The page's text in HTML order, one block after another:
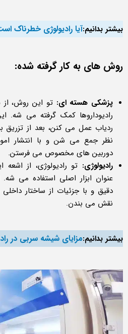
بیشتر بدانیم:آیا رادیولوژی خطرناک
روش های به کار گرفته شده:
پزشکی هسته ای: تو این روش، از
رادیوداروها کمک گرفته می شه.
ردیاب عمل می کنن، بعد از تزریق
نظر جمع می شن و با انتشار
دوربین های مخصوص می فرستن.
رادیولوژی: تو رادیولوژی، از
عنوان ابزار اصلی استفاده می
دقیق و با جزئیات از ساختار
نقش می بندن.
بیشتر بدانیم:مزایای شیشه سربی در